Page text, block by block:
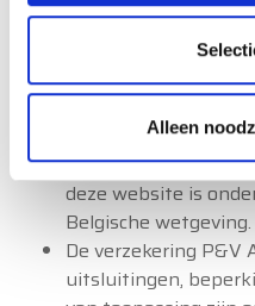
Alleen
Het contract voor
afgesloten voor een
elk jaar stilzwijgend
enkele
Alle informatie over
deze website is
Belgische wetgeving.
De verzekering P&V
uitsluitingen,